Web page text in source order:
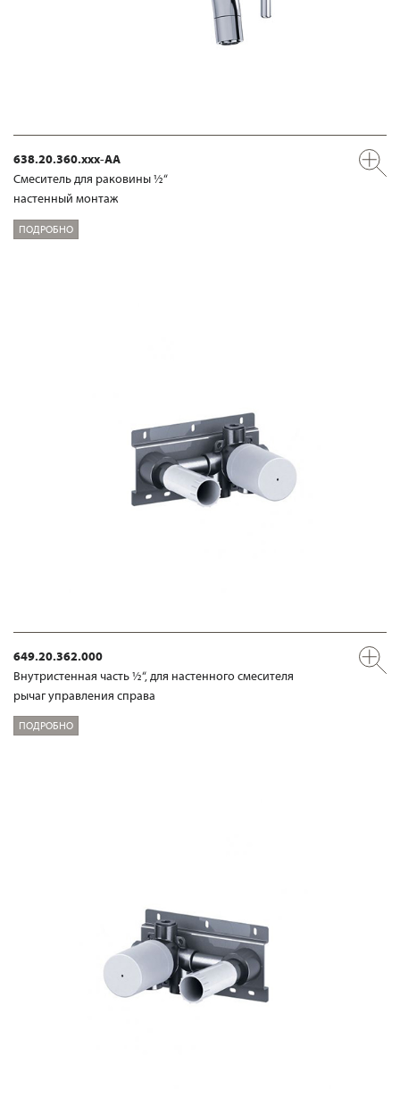
638.20.360.xxx-AA
Смеситель для раковины ½“
настенный монтаж
ПОДРОБНО
649.20.362.000
Внутристенная часть ½“, для настенного смесителя
рычаг управления справа
ПОДРОБНО